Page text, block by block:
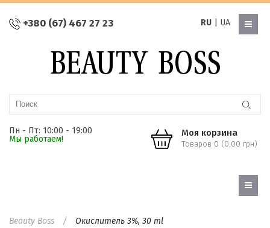
+380 (67) 467 27 23 RU| UA
Пн - Пт: 10:00 - 19:00
Мы работаем!
Моя корзина
Товаров 0 (0.00 грн)
Beauty Boss Окислитель 3%, 30 ml